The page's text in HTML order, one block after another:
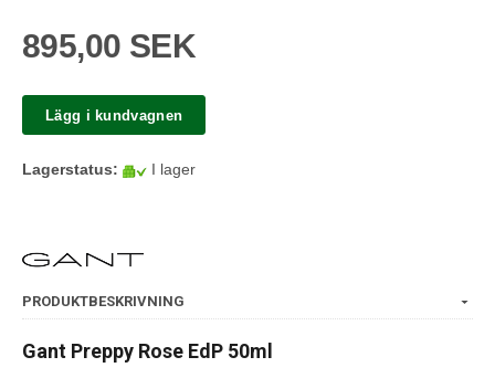
895,00 SEK
Lägg i kundvagnen
Lagerstatus: I lager
PRODUKTBESKRIVNING
Gant Preppy Rose EdP 50ml